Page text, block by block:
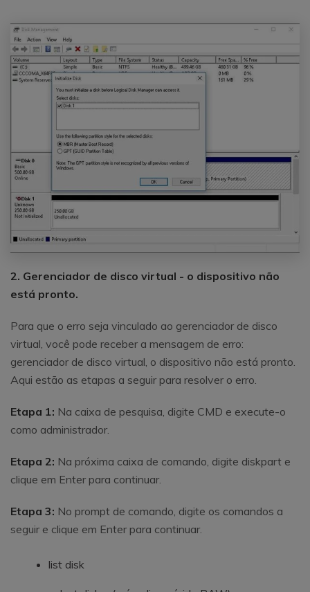
2. Gerenciador de disco virtual - o dispositivo não
está pronto.
Para que o erro seja vinculado ao gerenciador de disco
virtual, você pode receber a mensagem de erro:
gerenciador de disco virtual, o dispositivo não está pronto.
Aqui estão as etapas a seguir para resolver o erro.
Etapa 1: Na caixa de pesquisa, digite CMD e execute-o
como administrador.
Etapa 2: Na próxima caixa de comando, digite diskpart e
clique em Enter para continuar.
Etapa 3: No prompt de comando, digite os comandos a
seguir e clique em Enter para continuar.
list disk